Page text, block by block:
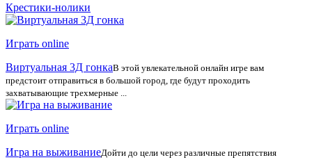
Крестики-нолики
Играть online
Виртуальная 3Д гонкаВ этой увлекательной онлайн игре вам
предстоит отправиться в большой город, где будут проходить
захватывающие трехмерные ...
Играть online
Игра на выживаниеДойти до цели через различные препятствия